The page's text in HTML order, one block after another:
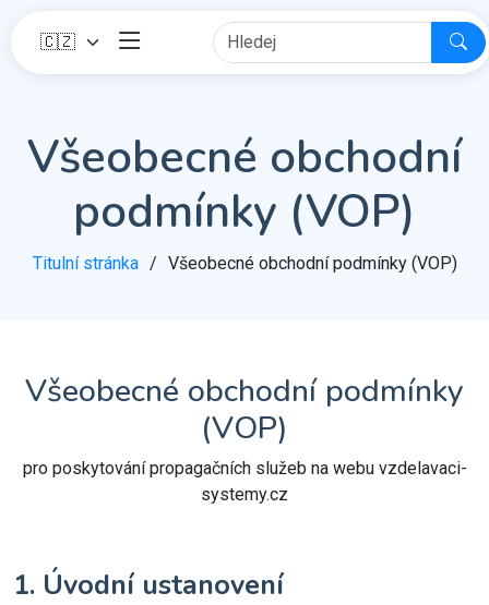
Všeobecné obchodní
podmínky (VOP)
Titulní stránka Všeobecné obchodní podmínky (VOP)
Všeobecné obchodní podmínky
(VOP)
pro poskytování propagačních služeb na webu vzdelavaci-
systemy.cz
1. Úvodní ustanovení